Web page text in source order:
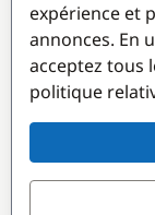
Destinations
expérience et
annonces. En
acceptez tous
politique